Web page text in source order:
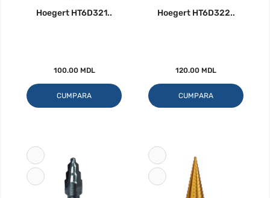
Hoegert HT6D321..
100.00 MDL
CUMPARA
Hoegert HT6D322..
120.00 MDL
CUMPARA